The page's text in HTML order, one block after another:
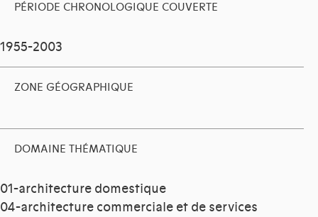
PÉRIODE CHRONOLOGIQUE COUVERTE
1955-2003
ZONE GÉOGRAPHIQUE
DOMAINE THÉMATIQUE
01-architecture domestique
04-architecture commerciale et de services